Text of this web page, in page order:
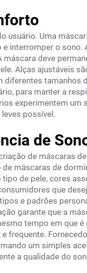
usuário. Uma
interromper o sono.
deve
Alças ajustáveis
diferentes tamanhos
para manter a
experimentem um
possível.
de
de máscaras
máscaras de
de pele, cores
que
e padrões
garante que a
tempo em que
frequente.
um simples
a qualidade do